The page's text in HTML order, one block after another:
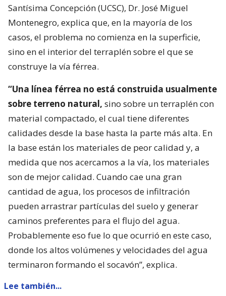
Santísima Concepción (UCSC), Dr. José Miguel
Montenegro, explica que, en la mayoría de los
casos, el problema no comienza en la superficie,
sino en el interior del terraplén sobre el que se
construye la vía férrea.
“Una línea férrea no está construida usualmente
sobre terreno natural, sino sobre un terraplén con
material compactado, el cual tiene diferentes
calidades desde la base hasta la parte más alta. En
la base están los materiales de peor calidad y, a
medida que nos acercamos a la vía, los materiales
son de mejor calidad. Cuando cae una gran
cantidad de agua, los procesos de infiltración
pueden arrastrar partículas del suelo y generar
caminos preferentes para el flujo del agua.
Probablemente eso fue lo que ocurrió en este caso,
donde los altos volúmenes y velocidades del agua
terminaron formando el socavón”, explica.
Lee también...